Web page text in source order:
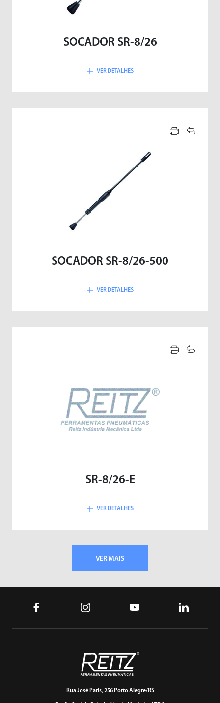
SOCADOR SR-8/26
VER DETALHES
SOCADOR SR-8/26-500
VER DETALHES
SR-8/26-E
VER DETALHES
VER MAIS
Rua José Paris, 256 Porto Alegre/RS